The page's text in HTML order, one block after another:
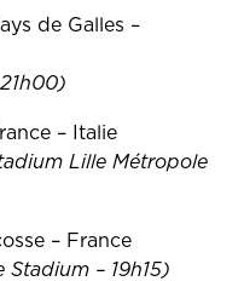
de Galles –
– Italie
Lille Métropole
– France
– 19h15)